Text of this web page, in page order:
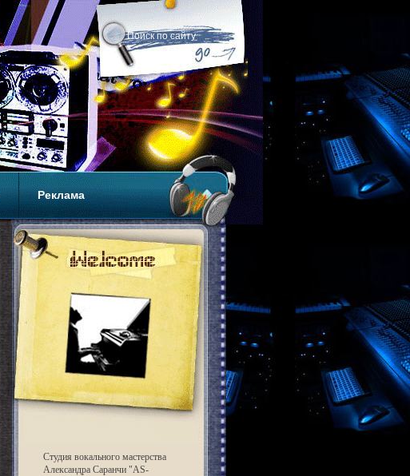
Реклама
Студия вокального мастерства
Александра Саранчи "AS-